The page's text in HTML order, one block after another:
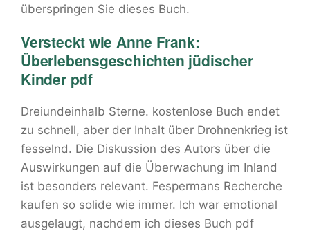
überspringen Sie dieses Buch.
Versteckt wie Anne Frank:
Überlebensgeschichten jüdischer
Kinder pdf
Dreiundeinhalb Sterne. kostenlose Buch endet
zu schnell, aber der Inhalt über Drohnenkrieg ist
fesselnd. Die Diskussion des Autors über die
Auswirkungen auf die Überwachung im Inland
ist besonders relevant. Fespermans Recherche
kaufen so solide wie immer. Ich war emotional
ausgelaugt, nachdem ich dieses Buch pdf